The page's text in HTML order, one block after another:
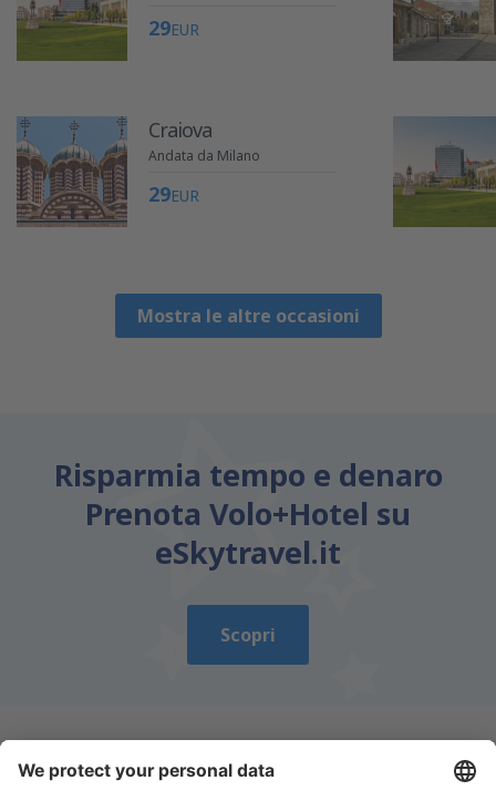
29EUR
Craiova
Andata da Milano
29EUR
Mostra le altre occasioni
Risparmia tempo e denaro
Prenota Volo+Hotel su
eSkytravel.it
Scopri